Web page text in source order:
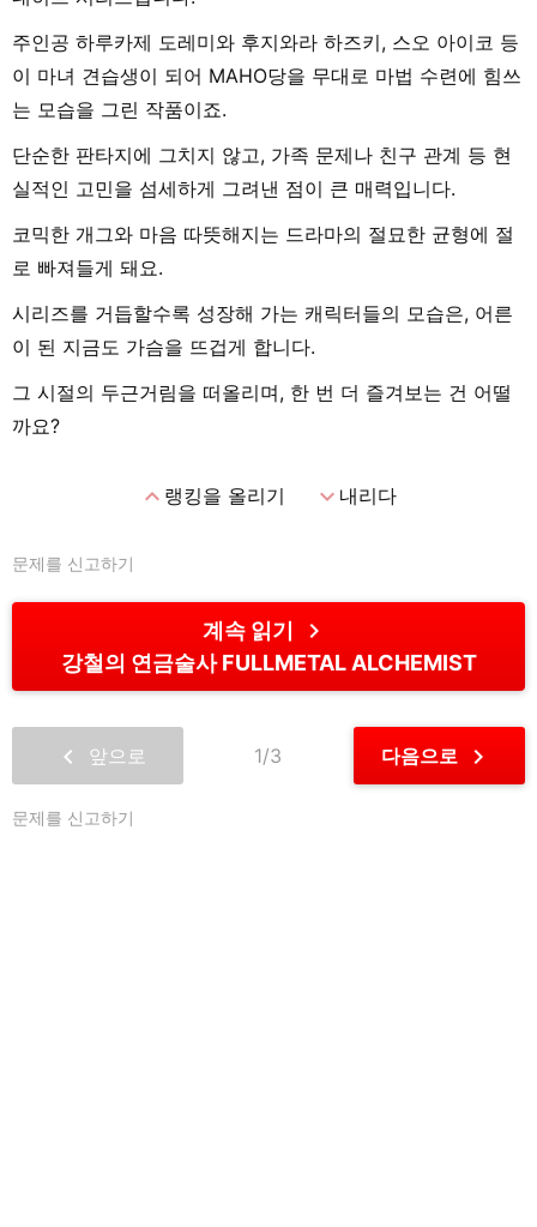
주인공 하루카제 도레미와 후지와라 하즈키, 스오 아이코 등
이 마녀 견습생이 되어 MAHO당을 무대로 마법 수련에 힘쓰
는 모습을 그린 작품이죠.
단순한 판타지에 그치지 않고, 가족 문제나 친구 관계 등 현
실적인 고민을 섬세하게 그려낸 점이 큰 매력입니다.
코믹한 개그와 마음 따뜻해지는 드라마의 절묘한 균형에 절
로 빠져들게 돼요.
시리즈를 거듭할수록 성장해 가는 캐릭터들의 모습은, 어른
이 된 지금도 가슴을 뜨겁게 합니다.
그 시절의 두근거림을 떠올리며, 한 번 더 즐겨보는 건 어떨
까요?
expand_less랭킹을 올리기 expand_more내리다
문제를 신고하기
계속 읽기 chevron_right
강철의 연금술사 FULLMETAL ALCHEMIST
chevron_left 앞으로 1/3 다음으로 chevron_right
문제를 신고하기